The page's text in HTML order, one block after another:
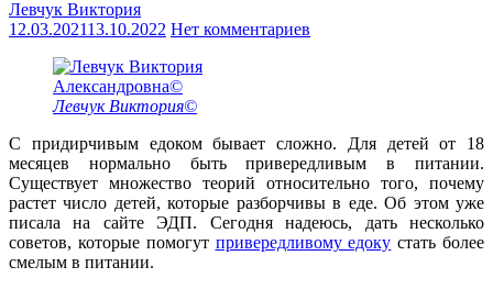
Левчук Виктория
12.03.202113.10.2022 Нет комментариев
Левчук Виктория©
С придирчивым едоком бывает сложно. Для детей от 18
месяцев нормально быть привередливым в питании.
Существует множество теорий относительно того, почему
растет число детей, которые разборчивы в еде. Об этом уже
писала на сайте ЭДП. Сегодня надеюсь, дать несколько
советов, которые помогут привередливому едоку стать более
смелым в питании.